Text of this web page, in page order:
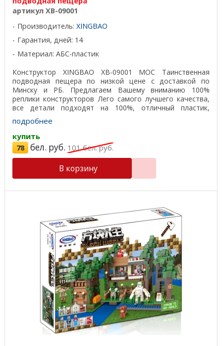
артикул XB-09001
Производитель: XINGBAO
Гарантия, дней: 14
Материал: АБС-пластик
Конструктор XINGBAO XB-09001 MOC Таинственная
подводная пещера по низкой цене с доставкой по
Минску и РБ. Предлагаем Вашему вниманию 100%
реплики конструкторов Лего самого лучшего качества,
все детали подходят на 100%, отличный пластик,
красивая ...
подробнее
купить
78 бел. руб. 101бел. руб.
В корзину